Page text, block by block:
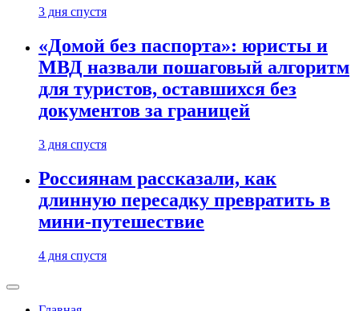
3 дня спустя
«Домой без паспорта»: юристы и
МВД назвали пошаговый алгоритм
для туристов, оставшихся без
документов за границей
3 дня спустя
Россиянам рассказали, как
длинную пересадку превратить в
мини-путешествие
4 дня спустя